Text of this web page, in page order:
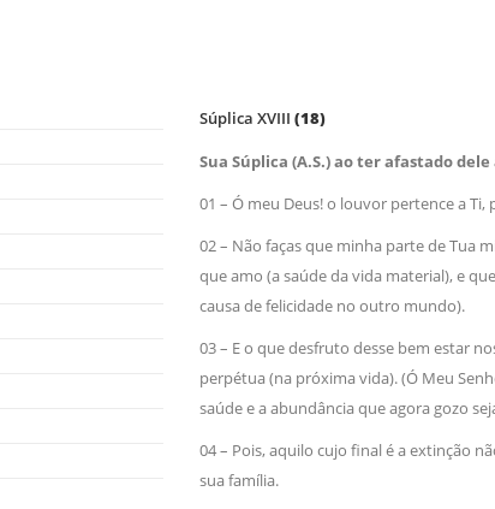
da Miséria e do Terror
Tradução: Ahmad Ismail Ainda aturdido pelas imagens de
que abalaram Nova York em 11 de setembro, o mundo
guerra cultural e religiosa de magnitude. Mais
DE 2013
do Imam Ali Ibn Al-Hussein (A.S.)
o Clemente, o Misericordioso! Diante da data em que
do quarto Imam dos muçulmanos, o Imam Ali Ibn Al-
Abi Táleb (A.S.), conhecido por “Zein Al-Ábidin” (Formosura
Súplica XVIII (18)
Sua Súplica (A.S.) ao ter afastado
01 – Ó meu Deus! o louvor pertence a
02 – Não faças que minha parte de Tua
que amo (a saúde da vida material), e
causa de felicidade no outro mundo).
03 – E o que desfruto desse bem estar
perpétua (na próxima vida). (Ó Meu
saúde e a abundância que agora gozo
04 – Pois, aquilo cujo final é a extinção
sua família.